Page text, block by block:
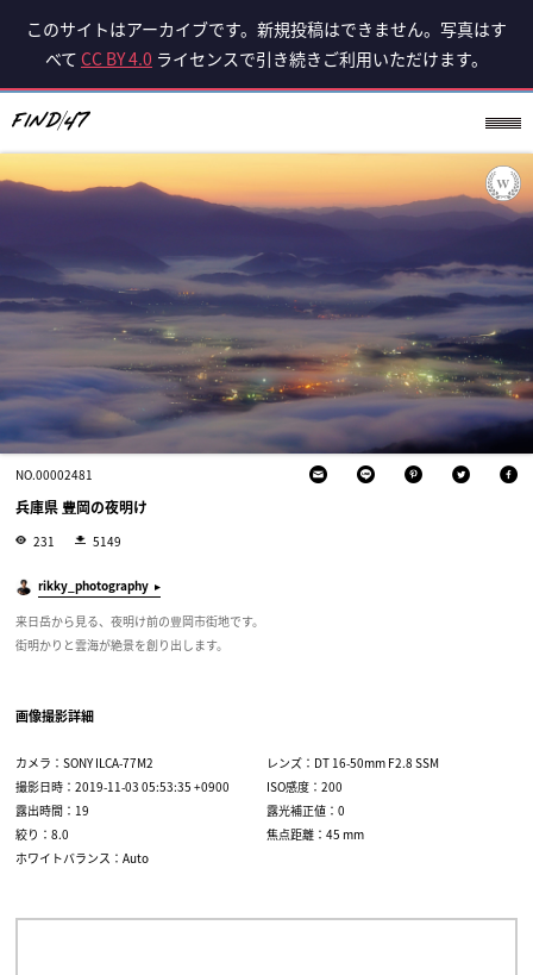
このサイトはアーカイブです。新規投稿はできません。写真はす
べて CC BY 4.0 ライセンスで引き続きご利用いただけます。
NO.00002481
兵庫県 豊岡の夜明け
231 5149
rikky_photography
来日岳から見る、夜明け前の豊岡市街地です。
街明かりと雲海が絶景を創り出します。
画像撮影詳細
カメラ：SONY ILCA-77M2
レンズ：DT 16-50mm F2.8 SSM
撮影日時：2019-11-03 05:53:35 +0900
ISO感度：200
露出時間：19
露光補正値：0
絞り：8.0
焦点距離：45 mm
ホワイトバランス：Auto